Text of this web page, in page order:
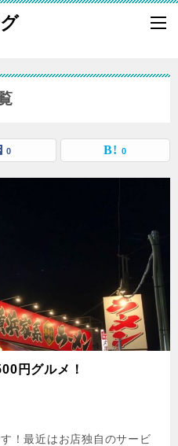
0 0
円グルメ！
！最近はお店独自のサービ